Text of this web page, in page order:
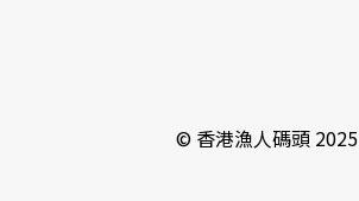
© 香港漁人碼頭 2025